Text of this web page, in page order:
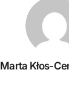
Marta Kłos-